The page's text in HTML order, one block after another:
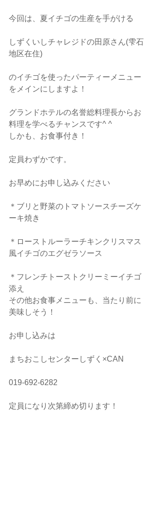
今回は、夏イチゴの生産を手がける
しずくいしチャレジドの田原さん(雫石
地区在住)
のイチゴを使ったパーティーメニュー
をメインにしますよ！
グランドホテルの名誉総料理長からお
料理を学べるチャンスです^ ^
しかも、お食事付き！
定員わずかです。
お早めにお申し込みください
＊ブリと野菜のトマトソースチーズケ
ーキ焼き
＊ローストルーラーチキンクリスマス
風イチゴのエグゼラソース
＊フレンチトーストクリーミーイチゴ
添え
その他お食事メニューも、当たり前に
美味しそう！
お申し込みは
まちおこしセンターしずく×CAN
019-692-6282
定員になり次第締め切ります！